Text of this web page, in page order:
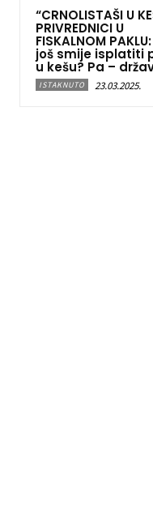
“CRNOLISTAŠI U
PRIVREDNICI U
FISKALNOM
još smije isplatiti
u kešu? Pa –
ISTAKNUTO 23.03.2025.